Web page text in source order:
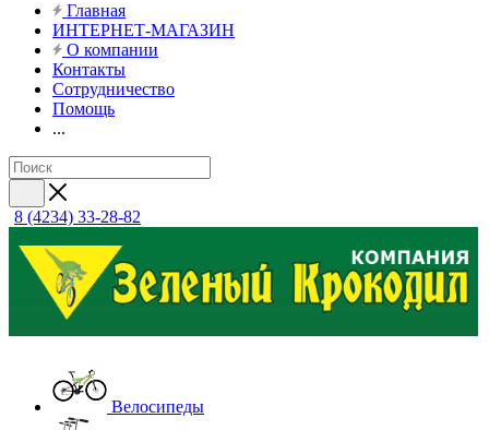
Главная
ИНТЕРНЕТ-МАГАЗИН
О компании
Контакты
Сотрудничество
Помощь
...
8 (4234) 33-28-82
Велосипеды